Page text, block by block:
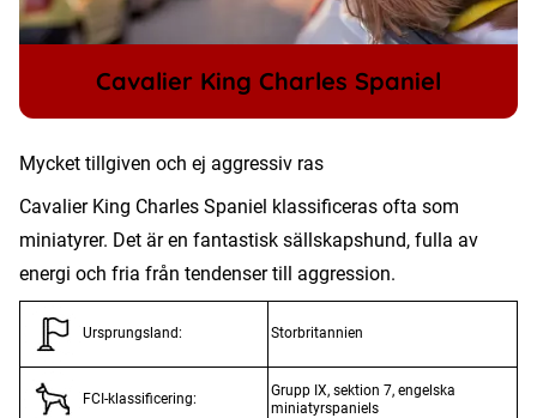
Cavalier King Charles Spaniel
Mycket tillgiven och ej aggressiv ras
Cavalier King Charles Spaniel klassificeras ofta som
miniatyrer. Det är en fantastisk sällskapshund, fulla av
energi och fria från tendenser till aggression.
Ursprungsland: Storbritannien
FCI-klassificering:
Grupp IX, sektion 7, engelska
miniatyrspaniels